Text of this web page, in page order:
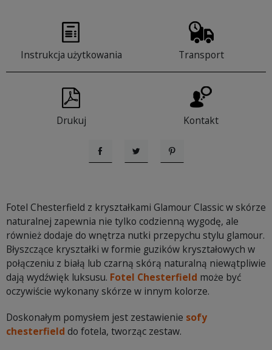
Instrukcja użytkowania Transport
Drukuj Kontakt
UdostępnijTweetujPinterest
Fotel Chesterfield z kryształkami Glamour Classic w skórze
naturalnej zapewnia nie tylko codzienną wygodę, ale
również dodaje do wnętrza nutki przepychu stylu glamour.
Błyszczące kryształki w formie guzików kryształowych w
połączeniu z białą lub czarną skórą naturalną niewątpliwie
dają wydźwięk luksusu. Fotel Chesterfield może być
oczywiście wykonany skórze w innym kolorze.
Doskonałym pomysłem jest zestawienie sofy
chesterfield do fotela, tworząc zestaw.